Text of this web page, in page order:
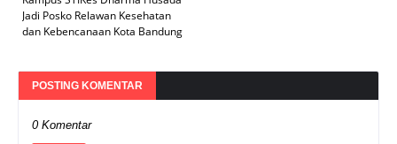
Jadi Posko Relawan Kesehatan
dan Kebencanaan Kota Bandung
POSTING KOMENTAR
0 Komentar